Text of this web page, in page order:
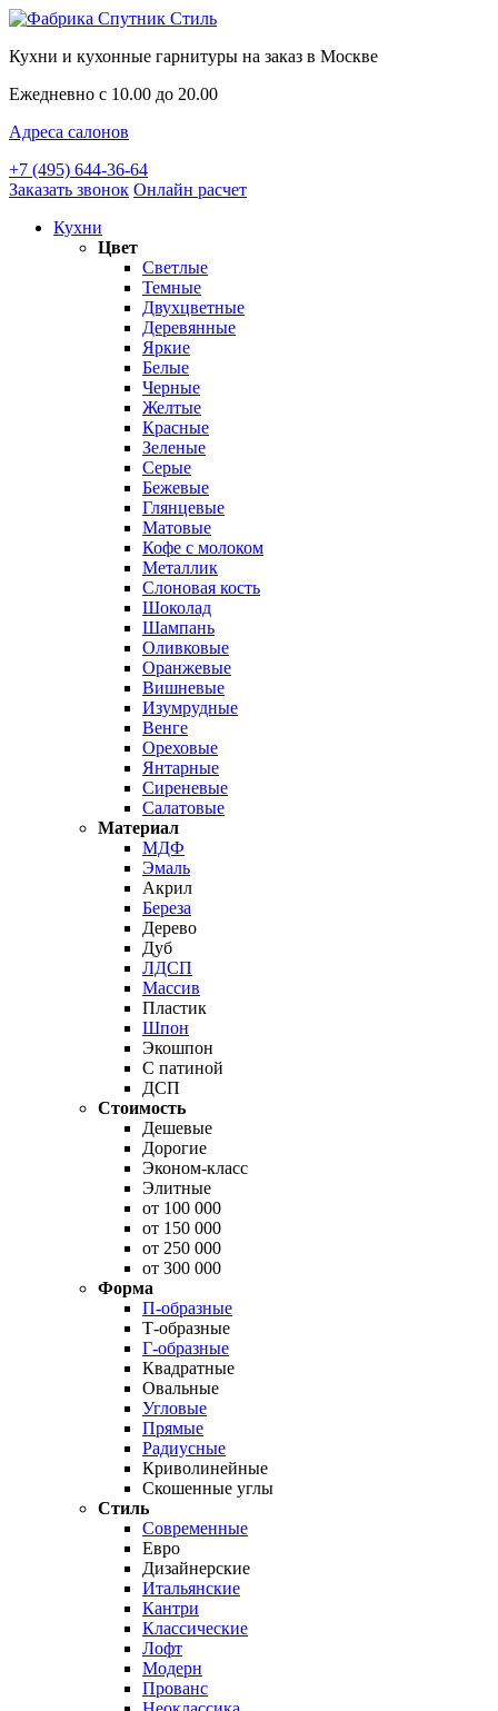
Кухни и кухонные гарнитуры на заказ в Москве
Ежедневно с 10.00 до 20.00
Адреса салонов
+7 (495) 644-36-64
Заказать звонок Онлайн расчет
Кухни
Цвет
Светлые
Темные
Двухцветные
Деревянные
Яркие
Белые
Черные
Желтые
Красные
Зеленые
Серые
Бежевые
Глянцевые
Матовые
Кофе с молоком
Металлик
Слоновая кость
Шоколад
Шампань
Оливковые
Оранжевые
Вишневые
Изумрудные
Венге
Ореховые
Янтарные
Сиреневые
Салатовые
Материал
МДФ
Эмаль
Акрил
Береза
Дерево
Дуб
ЛДСП
Массив
Пластик
Шпон
Экошпон
С патиной
ДСП
Стоимость
Дешевые
Дорогие
Эконом-класс
Элитные
от 100 000
от 150 000
от 250 000
от 300 000
Форма
П-образные
Т-образные
Г-образные
Квадратные
Овальные
Угловые
Прямые
Радиусные
Криволинейные
Скошенные углы
Стиль
Современные
Евро
Дизайнерские
Итальянские
Кантри
Классические
Лофт
Модерн
Прованс